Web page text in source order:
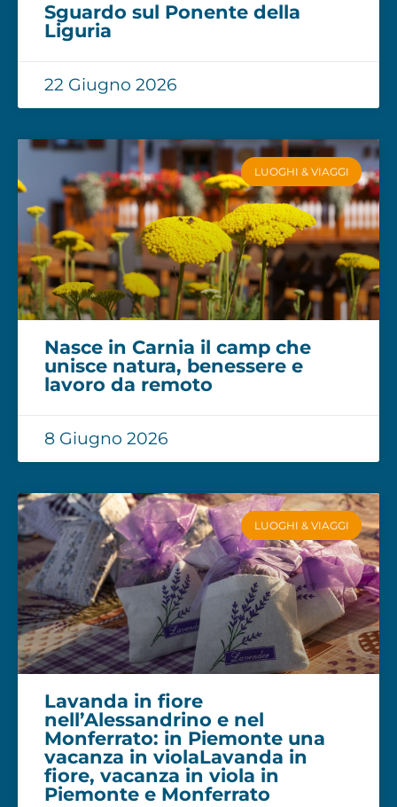
Sguardo sul Ponente della
Liguria
22 Giugno 2026
LUOGHI & VIAGGI
Nasce in Carnia il camp che
unisce natura, benessere e
lavoro da remoto
8 Giugno 2026
LUOGHI & VIAGGI
Lavanda in fiore
nell’Alessandrino e nel
Monferrato: in Piemonte una
vacanza in violaLavanda in
fiore, vacanza in viola in
Piemonte e Monferrato